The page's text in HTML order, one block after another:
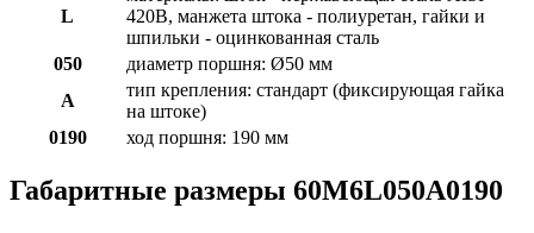
L
420B, манжета штока - полиуретан, гайки и
шпильки - оцинкованная сталь
050
диаметр поршня: Ø50 мм
A
тип крепления: стандарт (фиксирующая гайка
на штоке)
0190
ход поршня: 190 мм
Габаритные размеры 60M6L050A0190